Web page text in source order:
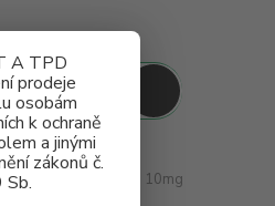
A TPD
prodeje
osobám
k ochraně
a jinými
zákonů č.
Grape Ice 10ml - 10mg